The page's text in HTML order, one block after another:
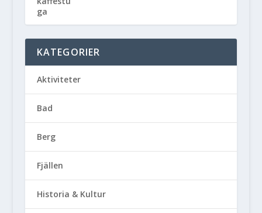
KATEGORIER
Aktiviteter
Bad
Berg
Fjällen
Historia & Kultur